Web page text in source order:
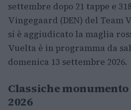
settembre dopo 21 tappe e
Vingegaard (DEN) del Team
si è aggiudicato la maglia
Vuelta è in programma da
domenica 13 settembre 2026.
Classiche
2026